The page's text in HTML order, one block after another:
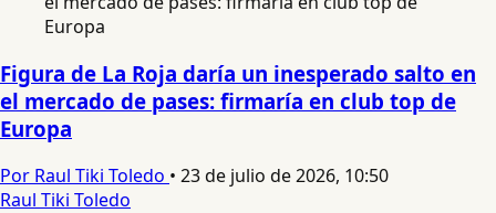
Figura de La Roja daría un inesperado salto en
el mercado de pases: firmaría en club top de
Europa
Por Raul Tiki Toledo • 23 de julio de 2026, 10:50
Raul Tiki Toledo